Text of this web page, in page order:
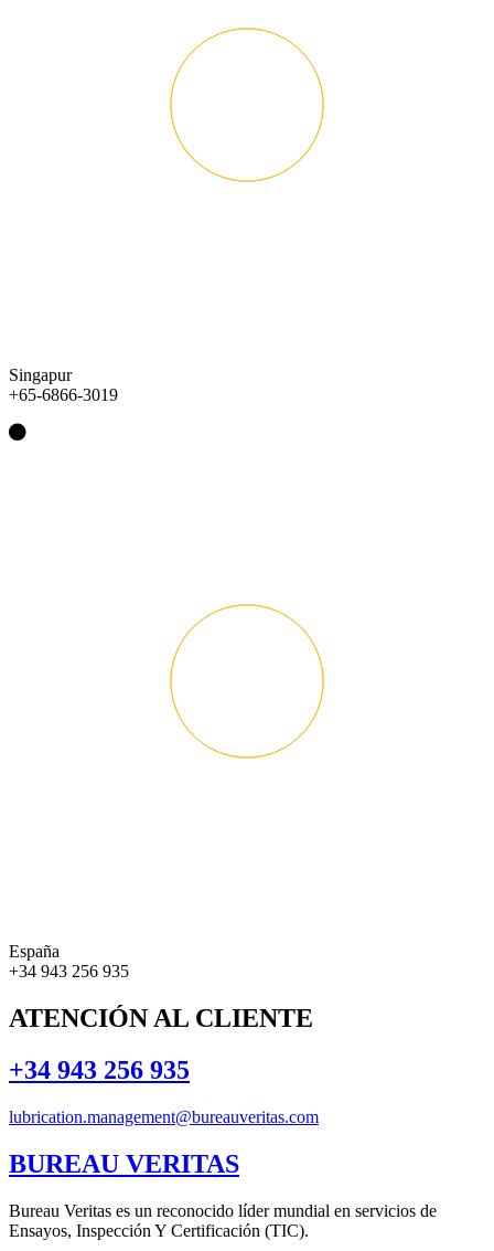
Singapur
+65-6866-3019
España
+34 943 256 935
ATENCIÓN AL CLIENTE
+34 943 256 935
lubrication.management@bureauveritas.com
BUREAU VERITAS
Bureau Veritas es un reconocido líder mundial en servicios de
Ensayos, Inspección Y Certificación (TIC).